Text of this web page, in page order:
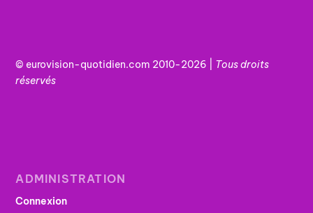
© eurovision-quotidien.com 2010-2026 | Tousdroits
réservés
ADMINISTRATION
Connexion